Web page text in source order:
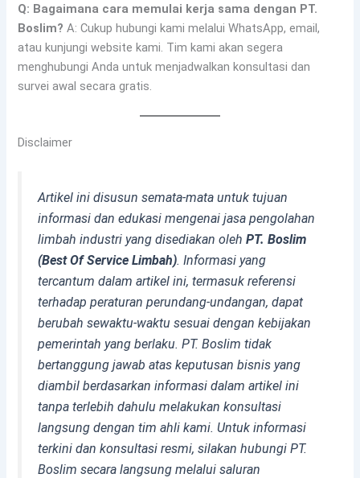
Q: Bagaimana cara memulai kerja sama dengan PT.
Boslim? A: Cukup hubungi kami melalui WhatsApp, email,
atau kunjungi website kami. Tim kami akan segera
menghubungi Anda untuk menjadwalkan konsultasi dan
survei awal secara gratis.
Disclaimer
Artikel ini disusun semata-mata untuk tujuan
informasi dan edukasi mengenai jasa pengolahan
limbah industri yang disediakan olehPT. Boslim
(Best Of Service Limbah). Informasi yang
tercantum dalam artikel ini, termasuk referensi
terhadap peraturan perundang-undangan, dapat
berubah sewaktu-waktu sesuai dengan kebijakan
pemerintah yang berlaku. PT. Boslim tidak
bertanggung jawab atas keputusan bisnis yang
diambil berdasarkan informasi dalam artikel ini
tanpa terlebih dahulu melakukan konsultasi
langsung dengan tim ahli kami. Untuk informasi
terkini dan konsultasi resmi, silakan hubungi PT.
Boslim secara langsung melalui saluran